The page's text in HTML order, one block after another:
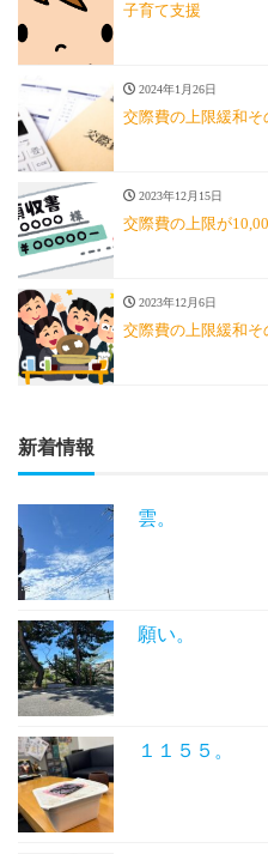
子育て支援
2024年1月26日
交際費の上限緩和そ
2023年12月15日
交際費の上限が
2023年12月6日
交際費の上限緩和そ
新着情報
雲。
願い。
１１５５。